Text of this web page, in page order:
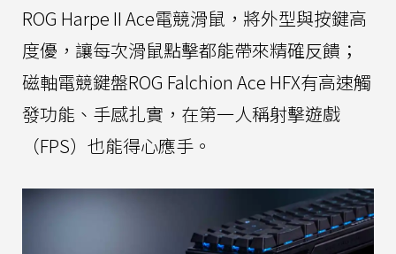
ROG Harpe II Ace電競滑鼠，將外型與按鍵高
度優，讓每次滑鼠點擊都能帶來精確反饋；
磁軸電競鍵盤ROG Falchion Ace HFX有高速觸
發功能、手感扎實，在第一人稱射擊遊戲
（FPS）也能得心應手。